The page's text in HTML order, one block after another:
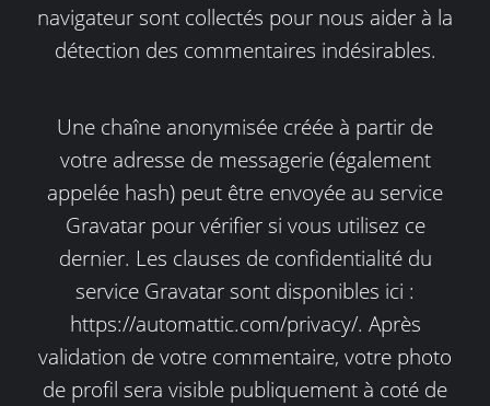
navigateur sont collectés pour nous aider à la
détection des commentaires indésirables.
Une chaîne anonymisée créée à partir de
votre adresse de messagerie (également
appelée hash) peut être envoyée au service
Gravatar pour vérifier si vous utilisez ce
dernier. Les clauses de confidentialité du
service Gravatar sont disponibles ici :
https://automattic.com/privacy/. Après
validation de votre commentaire, votre photo
de profil sera visible publiquement à coté de